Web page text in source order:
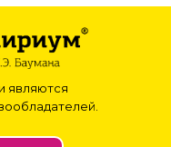
являются